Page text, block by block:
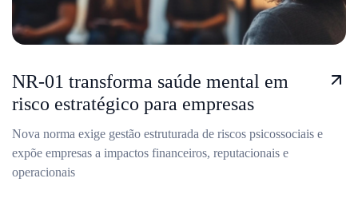
NR-01 transforma saúde mental em
risco estratégico para empresas
Nova norma exige gestão estruturada de riscos psicossociais e
expõe empresas a impactos financeiros, reputacionais e
operacionais